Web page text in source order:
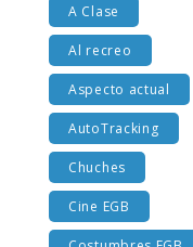
A Clase
Al recreo
Aspecto actual
AutoTracking
Chuches
Cine EGB